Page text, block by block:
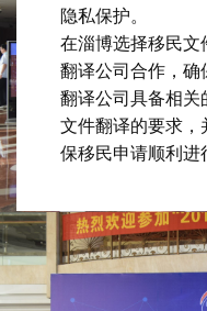
隐私保护。
在淄博选择移民文
翻译公司合作，确
翻译公司具备相关
文件翻译的要求，
保移民申请顺利进